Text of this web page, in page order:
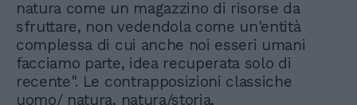
natura come un magazzino di risorse da
sfruttare, non vedendola come un'entità
complessa di cui anche noi esseri umani
facciamo parte, idea recuperata solo di
recente". Le contrapposizioni classiche
uomo/ natura, natura/storia,